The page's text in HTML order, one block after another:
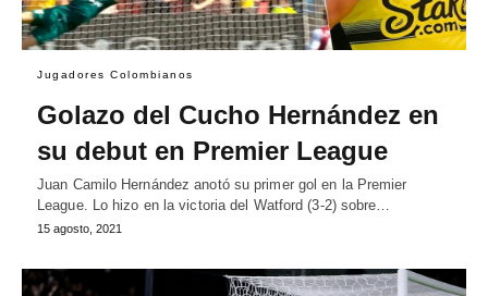
Jugadores Colombianos
Golazo del Cucho Hernández en
su debut en Premier League
Juan Camilo Hernández anotó su primer gol en la Premier
League. Lo hizo en la victoria del Watford (3-2) sobre…
15 agosto, 2021